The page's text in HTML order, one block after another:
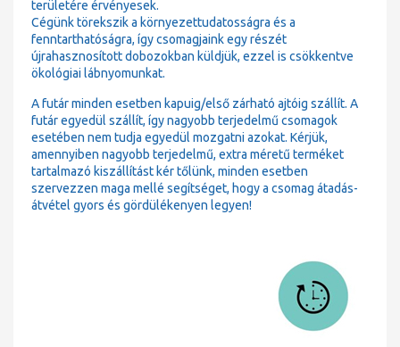
területére érvényesek.
Cégünk törekszik a környezettudatosságra és a
fenntarthatóságra, így csomagjaink egy részét
újrahasznosított dobozokban küldjük, ezzel is csökkentve
ökológiai lábnyomunkat.
A futár minden esetben kapuig/első zárható ajtóig szállít. A
futár egyedül szállít, így nagyobb terjedelmű csomagok
esetében nem tudja egyedül mozgatni azokat. Kérjük,
amennyiben nagyobb terjedelmű, extra méretű terméket
tartalmazó kiszállítást kér tőlünk, minden esetben
szervezzen maga mellé segítséget, hogy a csomag átadás-
átvétel gyors és gördülékenyen legyen!